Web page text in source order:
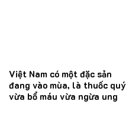
Việt Nam có một đặc sản
đang vào mùa, là thuốc quý
vừa bổ máu vừa ngừa ung